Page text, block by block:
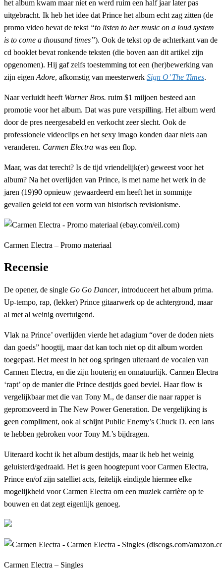
het album kwam maar niet en werd ruim een half jaar later pas
uitgebracht. Ik heb het idee dat Prince het album echt zag zitten (de
promo video bevat de tekst “to listen to her music on a loud system
is to come a thousand times”). Ook de tekst op de achterkant van de
cd booklet bevat ronkende teksten (die boven aan dit artikel zijn
opgenomen). Hij gaf zelfs toestemming tot een (her)bewerking van
zijn eigen Adore, afkomstig van meesterwerk Sign O’ The Times.
Naar verluidt heeft Warner Bros. ruim $1 miljoen besteed aan
promotie voor het album. Dat was pure verspilling. Het album werd
door de pres neergesabeld en verkocht zeer slecht. Ook de
professionele videoclips en het sexy imago konden daar niets aan
veranderen. Carmen Electra was een flop.
Maar, was dat terecht? Is de tijd vriendelijk(er) geweest voor het
album? Na het overlijden van Prince, is met name het werk in de
jaren (19)90 opnieuw gewaardeerd em heeft het in sommige
gevallen geleid tot een vorm van historisch revisionisme.
Carmen Electra – Promo materiaal
Recensie
De opener, de single Go Go Dancer, introduceert het album prima.
Up-tempo, rap, (lekker) Prince gitaarwerk op de achtergrond, maar
al met al weinig overtuigend.
Vlak na Prince’ overlijden vierde het adagium “over de doden niets
dan goeds” hoogtij, maar dat kan toch niet op dit album worden
toegepast. Het meest in het oog springen uiteraard de vocalen van
Carmen Electra, en die zijn houterig en onnatuurlijk. Carmen Electra
‘rapt’ op de manier die Prince destijds goed beviel. Haar flow is
vergelijkbaar met die van Tony M., de danser die naar rapper is
gepromoveerd in The New Power Generation. De vergelijking is
geen compliment, ook al schijnt Public Enemy’s Chuck D. een lans
te hebben gebroken voor Tony M.’s bijdragen.
Uiteraard kocht ik het album destijds, maar ik heb het weinig
geluisterd/gedraaid. Het is geen hoogtepunt voor Carmen Electra,
Prince en/of zijn satelliet acts, feitelijk eindigde hiermee elke
mogelijkheid voor Carmen Electra om een muziek carrière op te
bouwen en dat zegt eigenlijk genoeg.
Carmen Electra – Singles